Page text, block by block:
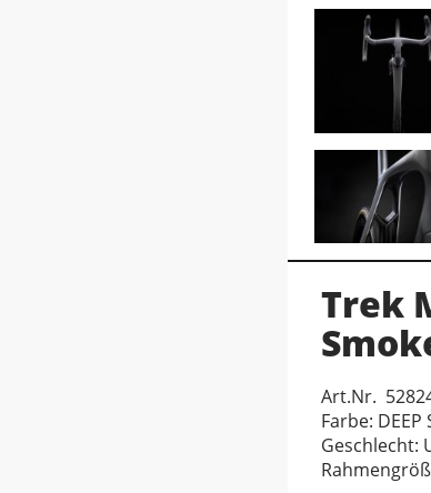
Trek
Art.Nr.
Farbe: DEEP
Geschlecht: